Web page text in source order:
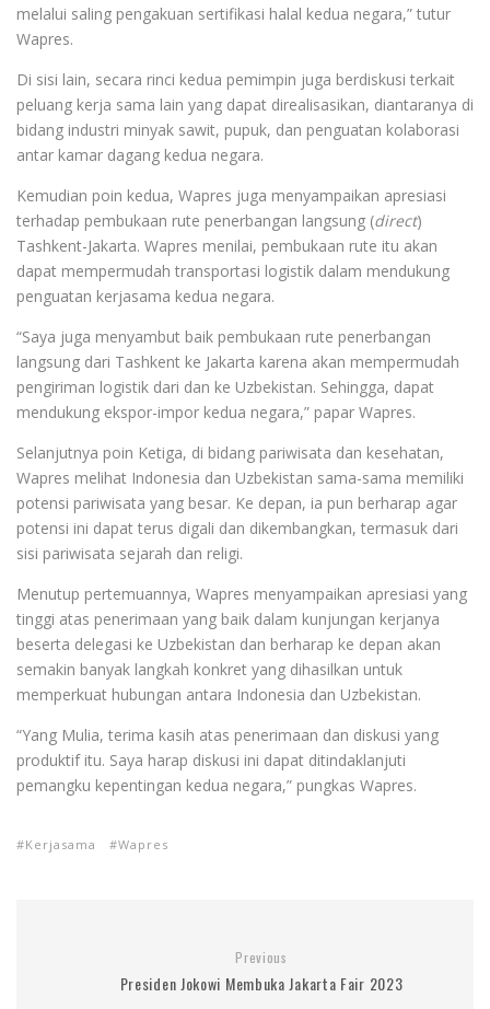
melalui saling pengakuan sertifikasi halal kedua negara,” tutur
Wapres.
Di sisi lain, secara rinci kedua pemimpin juga berdiskusi terkait
peluang kerja sama lain yang dapat direalisasikan, diantaranya di
bidang industri minyak sawit, pupuk, dan penguatan kolaborasi
antar kamar dagang kedua negara.
Kemudian poin kedua, Wapres juga menyampaikan apresiasi
terhadap pembukaan rute penerbangan langsung (direct)
Tashkent-Jakarta. Wapres menilai, pembukaan rute itu akan
dapat mempermudah transportasi logistik dalam mendukung
penguatan kerjasama kedua negara.
“Saya juga menyambut baik pembukaan rute penerbangan
langsung dari Tashkent ke Jakarta karena akan mempermudah
pengiriman logistik dari dan ke Uzbekistan. Sehingga, dapat
mendukung ekspor-impor kedua negara,” papar Wapres.
Selanjutnya poin Ketiga, di bidang pariwisata dan kesehatan,
Wapres melihat Indonesia dan Uzbekistan sama-sama memiliki
potensi pariwisata yang besar. Ke depan, ia pun berharap agar
potensi ini dapat terus digali dan dikembangkan, termasuk dari
sisi pariwisata sejarah dan religi.
Menutup pertemuannya, Wapres menyampaikan apresiasi yang
tinggi atas penerimaan yang baik dalam kunjungan kerjanya
beserta delegasi ke Uzbekistan dan berharap ke depan akan
semakin banyak langkah konkret yang dihasilkan untuk
memperkuat hubungan antara Indonesia dan Uzbekistan.
“Yang Mulia, terima kasih atas penerimaan dan diskusi yang
produktif itu. Saya harap diskusi ini dapat ditindaklanjuti
pemangku kepentingan kedua negara,” pungkas Wapres.
Kerjasama Wapres
Previous
Presiden Jokowi Membuka Jakarta Fair 2023